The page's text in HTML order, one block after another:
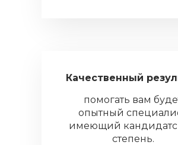
Качественный
помогать вам
опытный
имеющий
степень.